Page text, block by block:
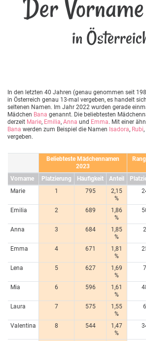
Der
in
In den letzten 40 Jahren (genau genommen seit
in Österreich genau 13-mal vergeben, es handelt
seltenen Namen. Im Jahr 2022 wurden gerade
Mädchen Bana genannt. Die beliebtesten
derzeit Marie, Emilia, Anna und Emma. Mit einer
Bana werden zum Beispiel die Namen Isadora, Rubi,
vergeben.
Beliebteste Mädchennamen
2023
Vorname
Platzierung Häufigkeit Anteil
Marie
1 795
2,15
%
Emilia
2 689
1,86
%
Anna
3 684
1,85
%
2
Emma
4 671
1,81
%
Lena
5 627
1,69
%
7
Mia
6 596
1,61
%
Laura
7 575
1,55
%
6
Valentina
8 544
1,47
%